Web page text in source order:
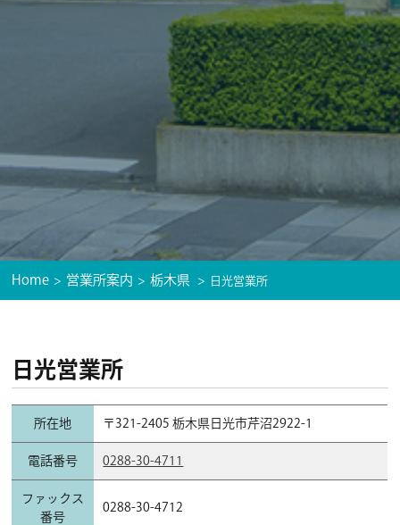
Home 営業所案内 栃木県 日光営業所
日光営業所
所在地 〒321-2405 栃木県日光市芹沼2922-1
電話番号 0288-30-4711
ファックス
番号
0288-30-4712